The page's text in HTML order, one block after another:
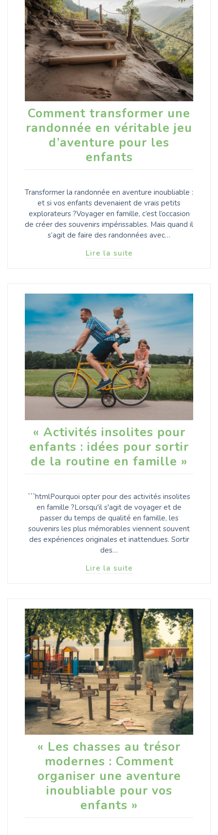
Comment transformer une
randonnée en véritable jeu
d’aventure pour les
enfants
Transformer la randonnée en aventure inoubliable :
et si vos enfants devenaient de vrais petits
explorateurs ?Voyager en famille, c’est l’occasion
de créer des souvenirs impérissables. Mais quand il
s’agit de faire des randonnées avec…
Lire la suite
« Activités insolites pour
enfants : idées pour sortir
de la routine en famille »
```htmlPourquoi opter pour des activités insolites
en famille ?Lorsqu'il s'agit de voyager et de
passer du temps de qualité en famille, les
souvenirs les plus mémorables viennent souvent
des expériences originales et inattendues. Sortir
des…
Lire la suite
« Les chasses au trésor
modernes : Comment
organiser une aventure
inoubliable pour vos
enfants »